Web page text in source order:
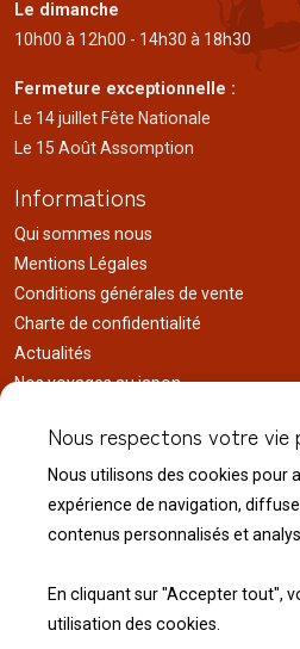
Le dimanche
10h00 à 12h00 - 14h30 à 18h30
Fermeture exceptionnelle :
Le 14 juillet Fête Nationale
Le 15 Août Assomption
Informations
Qui sommes nous
Mentions Légales
Conditions générales de vente
Charte de confidentialité
Actualités
Nos voyages au japon
Liens utiles
Service client
Nous contacter
Modalité de retour
Nous respectons votre vie
Nous utilisons des cookies pour
expérience de navigation,
contenus personnalisés et
En cliquant sur "Accepter tout",
utilisation des cookies.